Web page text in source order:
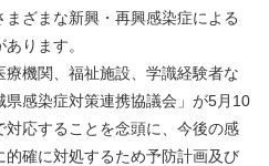
ざまな新興・再興感染症による
ります。
機関、福祉施設、学識経験者な
県感染症対策連携協議会」が5月10
応することを念頭に、今後の感
確に対処するため予防計画及び